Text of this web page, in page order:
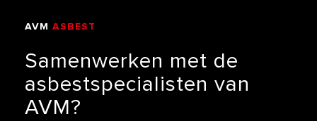
AVM ASBEST
Samenwerken met de
asbestspecialisten van
AVM?